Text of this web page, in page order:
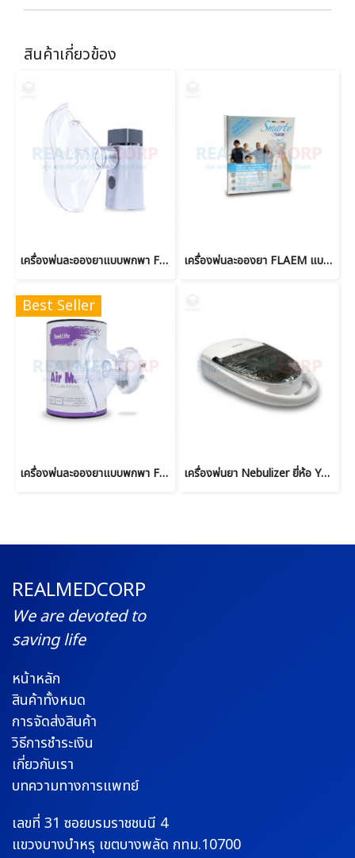
สินค้าเกี่ยวข้อง
เครื่องพ่นละอองยาแบบพกพา FEELLIFE รุ่น AIR Pro II เครื่องพ่นละอองยา FLAEM แบบพกพา รุ่น Smarty
Best Seller
เครื่องพ่นละอองยาแบบพกพา FEELLIFE AIR MASK II เครื่องพ่นยา Nebulizer ยี่ห้อ Yuwell 403H
REALMEDCORP
We are devoted to
saving life
หน้าหลัก
สินค้าทั้งหมด
การจัดส่งสินค้า
วิธีการชำระเงิน
เกี่ยวกับเรา
บทความทางการแพทย์
เลขที่ 31 ซอยบรมราชชนนี 4
แขวงบางบำหรุ เขตบางพลัด กทม.10700